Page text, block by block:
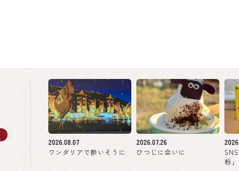
2026.08.07
ワンダリアで酔いそうに
2026.07.26
ひつじに会いに
粉